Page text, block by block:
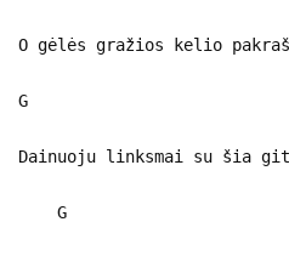
O gėlės gražios kelio
G
Dainuoju linksmai su šia
G